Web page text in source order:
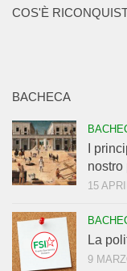
COS'È
BACHECA
I
nostro
15
La
9